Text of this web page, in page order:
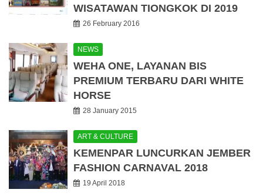
WISATAWAN TIONGKOK DI 2019
26 February 2016
NEWS
WEHA ONE, LAYANAN BIS
PREMIUM TERBARU DARI WHITE
HORSE
28 January 2015
ART & CULTURE
KEMENPAR LUNCURKAN JEMBER
FASHION CARNAVAL 2018
19 April 2018